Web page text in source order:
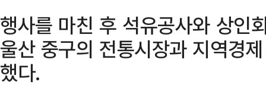
행사를 마친 후 석유공사와 상인
울산 중구의 전통시장과 지역경
했다.